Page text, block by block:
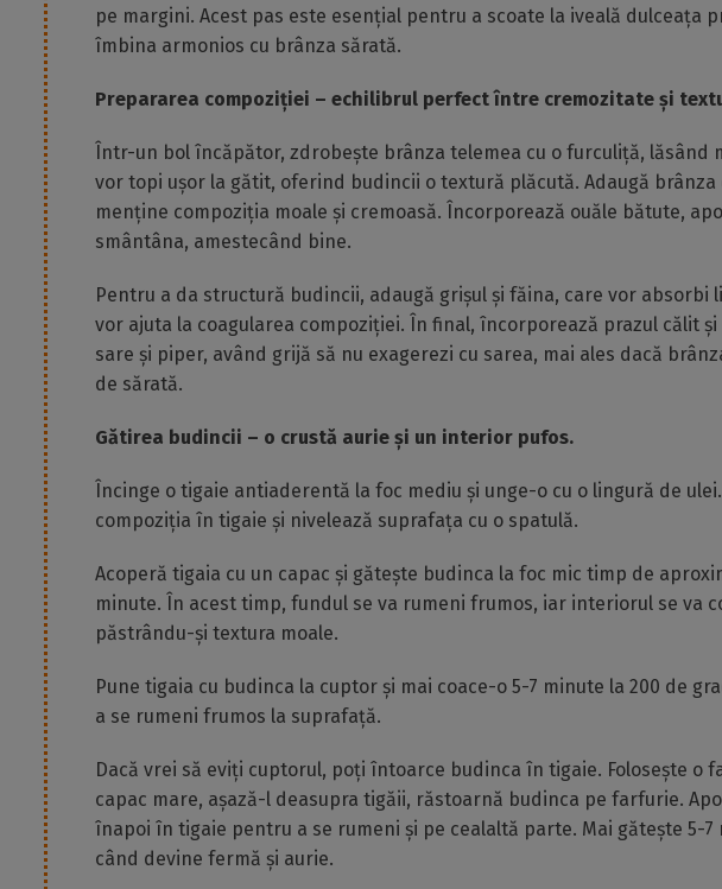
pe margini. Acest pas este esențial pentru a scoate la iveală dulceața
îmbina armonios cu brânza sărată.
Prepararea compoziției – echilibrul perfect între cremozitate și
Într-un bol încăpător, zdrobește brânza telemea cu o furculiță, lăsând
vor topi ușor la gătit, oferind budincii o textură plăcută. Adaugă brânza
menține compoziția moale și cremoasă. Încorporează ouăle bătute,
smântâna, amestecând bine.
Pentru a da structură budincii, adaugă grișul și făina, care vor absorbi
vor ajuta la coagularea compoziției. În final, încorporează prazul călit și
sare și piper, având grijă să nu exagerezi cu sarea, mai ales dacă
de sărată.
Gătirea budincii – o crustă aurie și un interior pufos.
Încinge o tigaie antiaderentă la foc mediu și unge-o cu o lingură de
compoziția în tigaie și nivelează suprafața cu o spatulă.
Acoperă tigaia cu un capac și gătește budinca la foc mic timp de
minute. În acest timp, fundul se va rumeni frumos, iar interiorul se va
păstrându-și textura moale.
Pune tigaia cu budinca la cuptor și mai coace-o 5-7 minute la 200 de
a se rumeni frumos la suprafață.
Dacă vrei să eviți cuptorul, poți întoarce budinca în tigaie. Folosește o
capac mare, așază-l deasupra tigăii, răstoarnă budinca pe farfurie.
înapoi în tigaie pentru a se rumeni și pe cealaltă parte. Mai gătește 5-7
când devine fermă și aurie.